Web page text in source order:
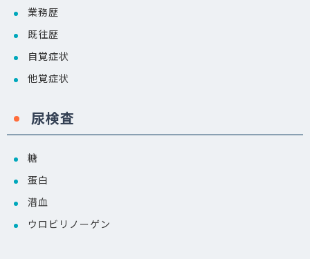
業務歴
既往歴
自覚症状
他覚症状
尿検査
糖
蛋白
潜血
ウロビリノーゲン